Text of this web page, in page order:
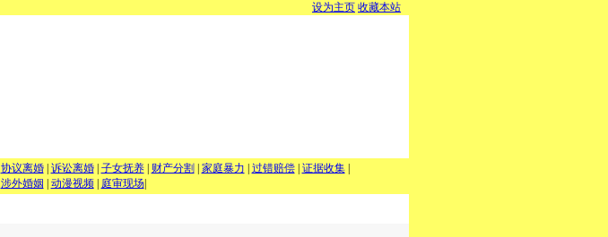
设为主页 收藏本站
协议离婚 诉讼离婚 子女抚养 财产分割 家庭暴力 过错赔偿 证据收集
涉外婚姻 动漫视频| 庭审现场|